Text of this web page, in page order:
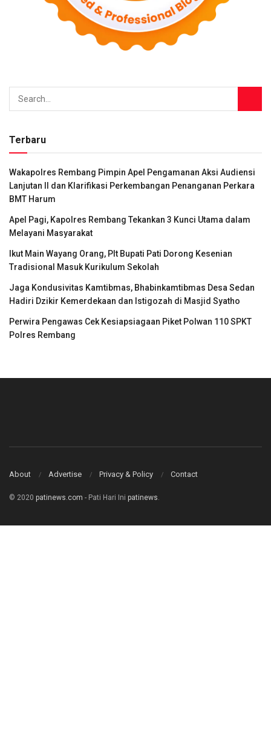
Terbaru
Wakapolres Rembang Pimpin Apel Pengamanan Aksi Audiensi
Lanjutan II dan Klarifikasi Perkembangan Penanganan Perkara
BMT Harum
Apel Pagi, Kapolres Rembang Tekankan 3 Kunci Utama dalam
Melayani Masyarakat
Ikut Main Wayang Orang, Plt Bupati Pati Dorong Kesenian
Tradisional Masuk Kurikulum Sekolah
Jaga Kondusivitas Kamtibmas, Bhabinkamtibmas Desa Sedan
Hadiri Dzikir Kemerdekaan dan Istigozah di Masjid Syatho
Perwira Pengawas Cek Kesiapsiagaan Piket Polwan 110 SPKT
Polres Rembang
About Advertise Privacy & Policy Contact
© 2020 patinews.com - Pati Hari Ini patinews.